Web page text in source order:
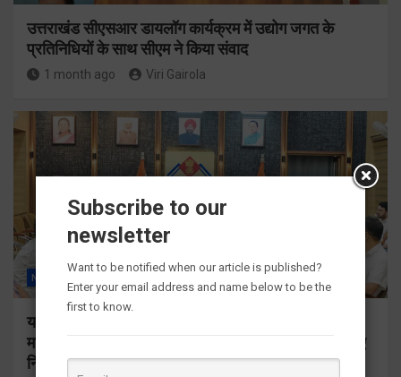
उत्तराखंड सीएसआर डायलॉग कार्यक्रम में उद्योग जगत के
प्रतिनिधियों के साथ सीएम ने किया संवाद
1 month ago Viri Gairola
NEWS
यातायात सुधार एवं पार्किंग व्यवस्था को लेकर डीएम सख्त,
माइक्रो लेवल प्लान तैयार कर कार्यों में तेजी लाने के डीएम ने दिए
निर्देश
Subscribe to our
newsletter
Want to be notified when our article is published?
Enter your email address and name below to be the
first to know.